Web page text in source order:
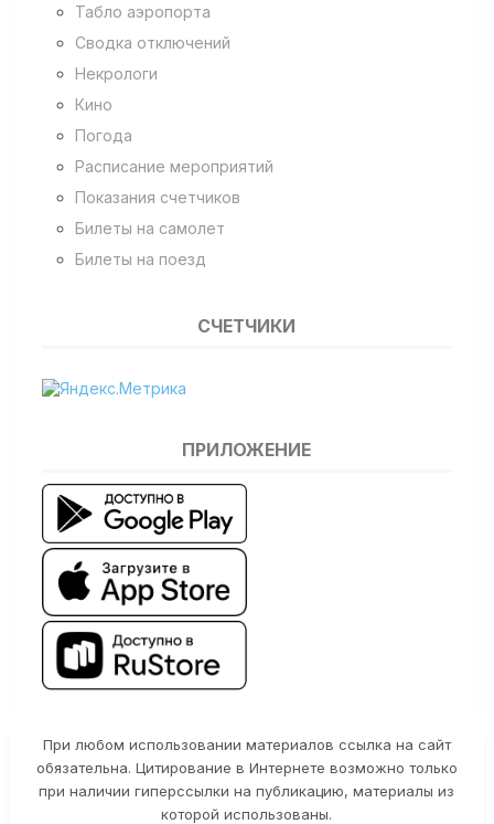
Табло аэропорта
Сводка отключений
Некрологи
Кино
Погода
Расписание мероприятий
Показания счетчиков
Билеты на самолет
Билеты на поезд
СЧЕТЧИКИ
ПРИЛОЖЕНИЕ
При любом использовании материалов ссылка на сайт
обязательна. Цитирование в Интернете возможно только
при наличии гиперссылки на публикацию, материалы из
которой использованы.